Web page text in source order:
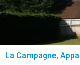
La Campagne,